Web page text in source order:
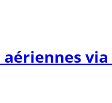
aériennes